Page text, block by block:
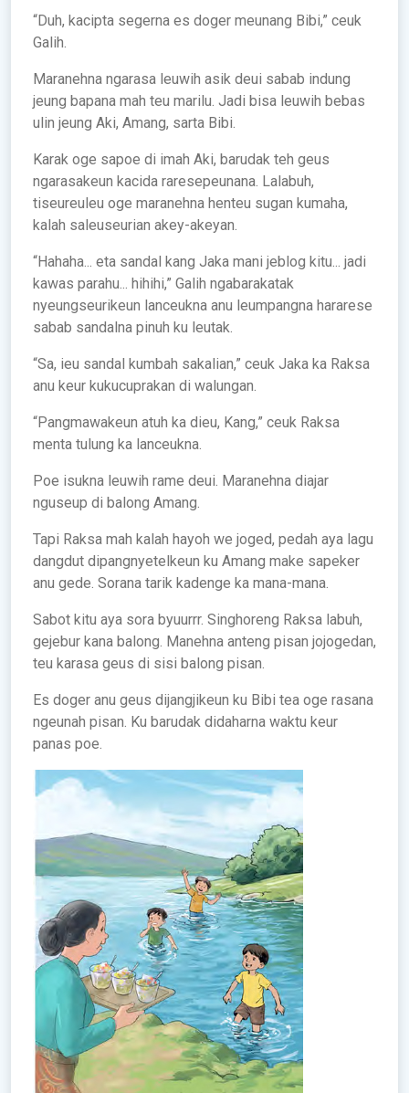
“Duh, kacipta segerna es doger meunang Bibi,” ceuk
Galih.
Maranehna ngarasa leuwih asik deui sabab indung
jeung bapana mah teu marilu. Jadi bisa leuwih bebas
ulin jeung Aki, Amang, sarta Bibi.
Karak oge sapoe di imah Aki, barudak teh geus
ngarasakeun kacida raresepeunana. Lalabuh,
tiseureuleu oge maranehna henteu sugan kumaha,
kalah saleuseurian akey-akeyan.
“Hahaha... eta sandal kang Jaka mani jeblog kitu... jadi
kawas parahu... hihihi,” Galih ngabarakatak
nyeungseurikeun lanceukna anu leumpangna hararese
sabab sandalna pinuh ku leutak.
“Sa, ieu sandal kumbah sakalian,” ceuk Jaka ka Raksa
anu keur kukucuprakan di walungan.
“Pangmawakeun atuh ka dieu, Kang,” ceuk Raksa
menta tulung ka lanceukna.
Poe isukna leuwih rame deui. Maranehna diajar
nguseup di balong Amang.
Tapi Raksa mah kalah hayoh we joged, pedah aya lagu
dangdut dipangnyetelkeun ku Amang make sapeker
anu gede. Sorana tarik kadenge ka mana-mana.
Sabot kitu aya sora byuurrr. Singhoreng Raksa labuh,
gejebur kana balong. Manehna anteng pisan jojogedan,
teu karasa geus di sisi balong pisan.
Es doger anu geus dijangjikeun ku Bibi tea oge rasana
ngeunah pisan. Ku barudak didaharna waktu keur
panas poe.